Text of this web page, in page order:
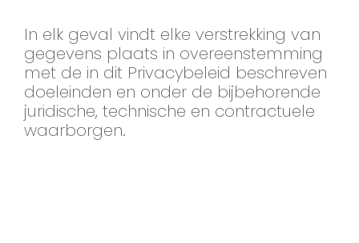
In elk geval vindt elke verstrekking van
gegevens plaats in overeenstemming
met de in dit Privacybeleid beschreven
doeleinden en onder de bijbehorende
juridische, technische en contractuele
waarborgen.